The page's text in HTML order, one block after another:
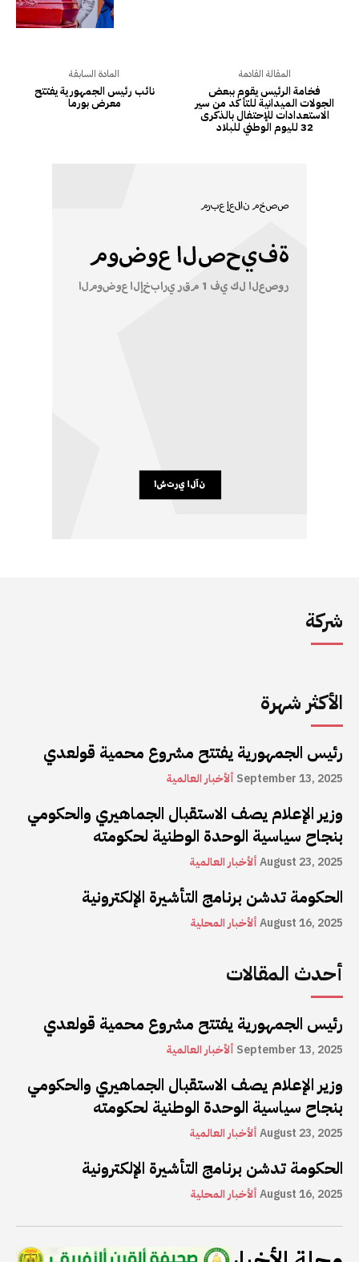
شركة
الأكثر شهرة
رئيس الجمهورية يفتتح مشروع محمية قولعدي
ألأخبار العالمية September 13, 2025
وزير الإعلام يصف الاستقبال الجماهيري والحكومي
بنجاح سياسية الوحدة الوطنية لحكومته
ألأخبار العالميةAugust 23, 2025
الحكومة تدشن برنامج التأشيرة الإلكترونية
ألأخبار المحليةAugust 16, 2025
أحدث المقالات
رئيس الجمهورية يفتتح مشروع محمية قولعدي
ألأخبار العالمية September 13, 2025
وزير الإعلام يصف الاستقبال الجماهيري والحكومي
بنجاح سياسية الوحدة الوطنية لحكومته
ألأخبار العالميةAugust 23, 2025
الحكومة تدشن برنامج التأشيرة الإلكترونية
ألأخبار المحليةAugust 16, 2025